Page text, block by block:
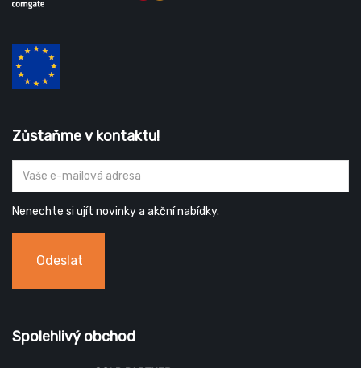
Zůstaňme v kontaktu!
Nenechte si ujít novinky a akční nabídky.
Odeslat
Spolehlivý obchod